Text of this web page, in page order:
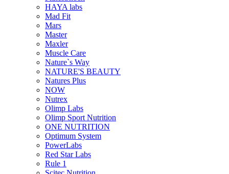
HAYA labs
Mad Fit
Mars
Master
Maxler
Muscle Care
Nature`s Way
NATURE'S BEAUTY
Natures Plus
NOW
Nutrex
Olimp Labs
Olimp Sport Nutrition
ONE NUTRITION
Optimum System
PowerLabs
Red Star Labs
Rule 1